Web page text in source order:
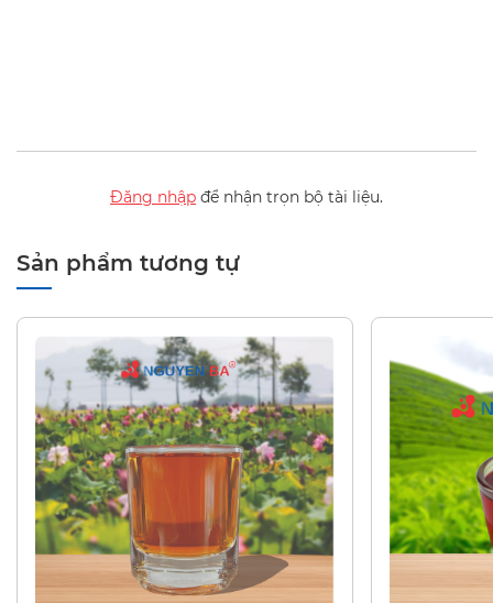
Đăng nhập để nhận trọn bộ tài liệu.
Sản phẩm tương tự